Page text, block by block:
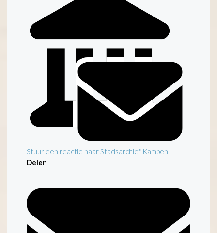
Stuur een reactie naar Stadsarchief Kampen
Delen